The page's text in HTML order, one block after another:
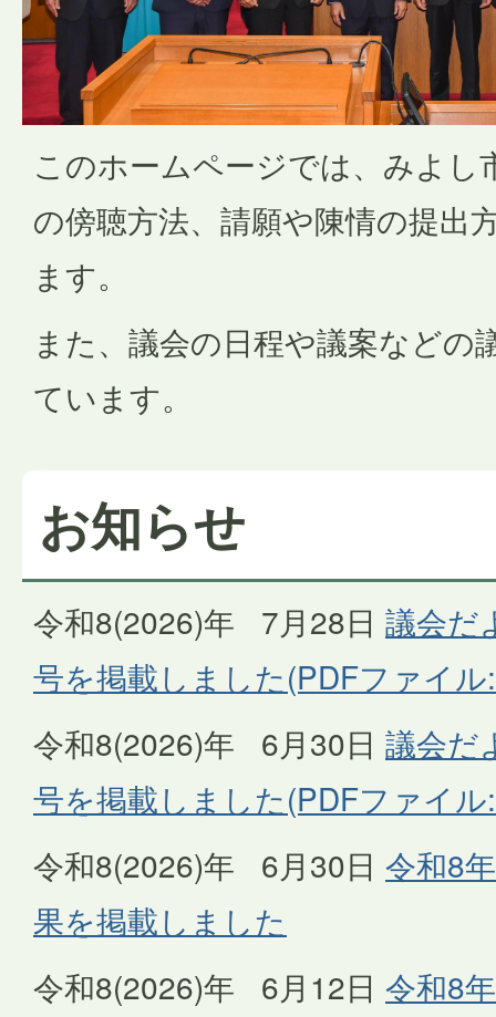
このホームページでは、みよし
の傍聴方法、請願や陳情の提出
ます。
また、議会の日程や議案などの
ています。
お知らせ
令和8(2026)年 7月28日 議会だ
号を掲載しました(PDFファイ
令和8(2026)年 6月30日 議会だ
号を掲載しました(PDFファイ
令和8(2026)年 6月30日 令和8
果を掲載しました
令和8(2026)年 6月12日 令和8